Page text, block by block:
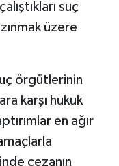
suç
üzere
örgütlerinin
karşı hukuk
en ağır
cezanın